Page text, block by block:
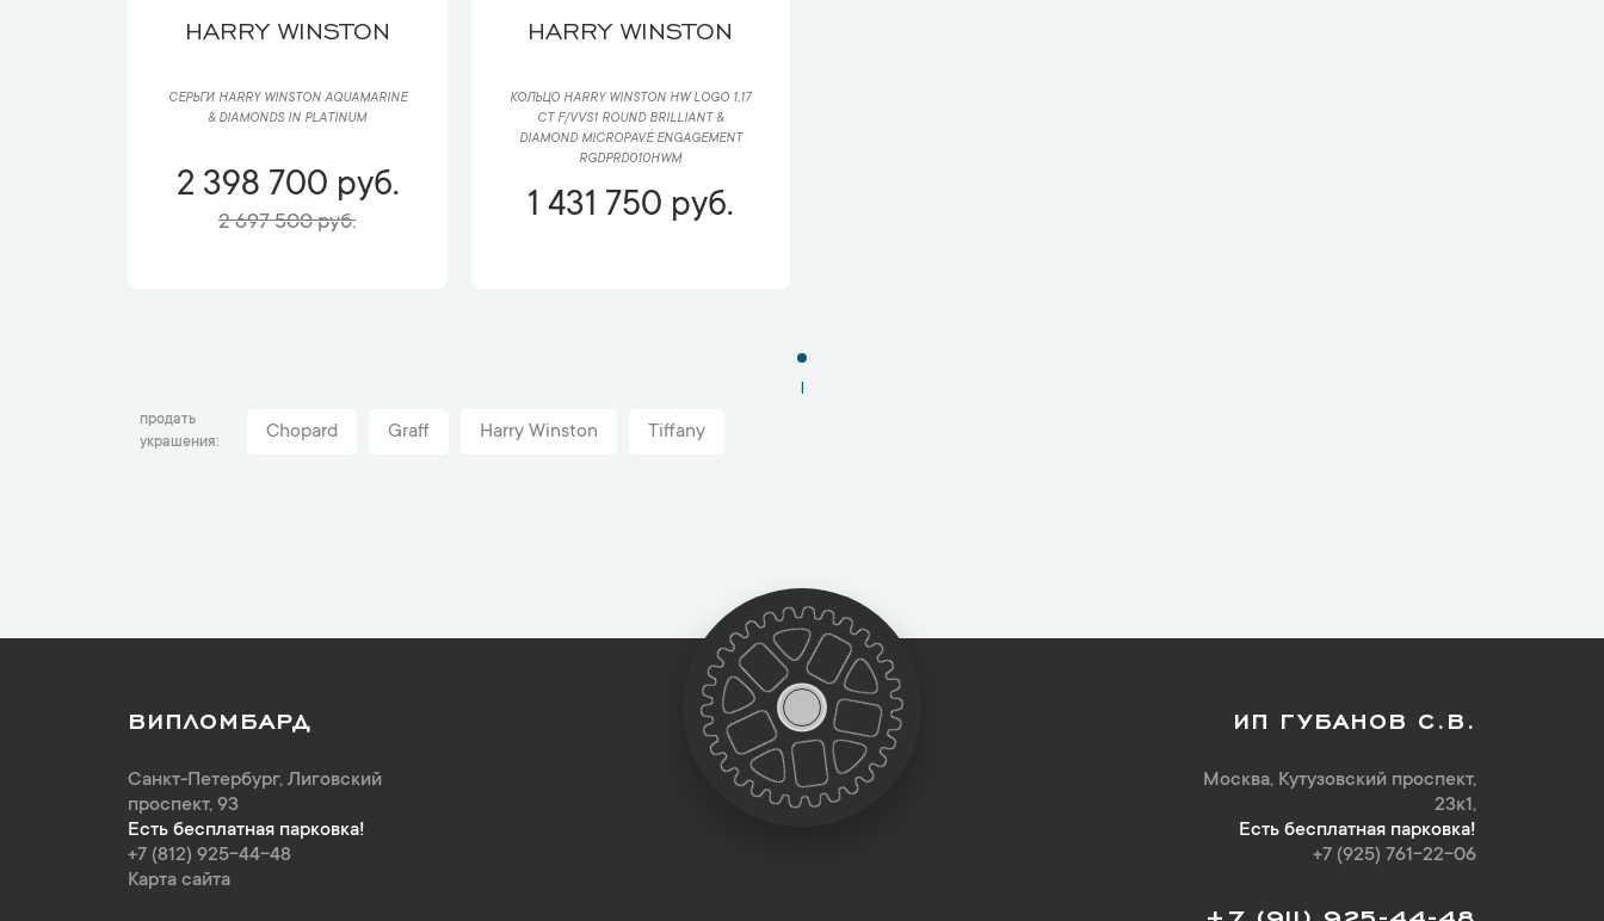
HARRY WINSTON
СЕРЬГИ HARRY WINSTON AQUAMARINE
& DIAMONDS IN PLATINUM
2 398 700 руб.
2 697 500 руб.
HARRY WINSTON
КОЛЬЦО HARRY WINSTON HW LOGO 1,17
CT F/VVS1 ROUND BRILLIANT &
DIAMOND MICROPAVÉ ENGAGEMENT
RGDPRD010HWM
1 431 750 руб.
1
продать
украшения
Chopard Graff Harry Winston Tiffany
ВИПЛОМБАРД
Санкт-Петербург, Лиговский
проспект, 93
Есть бесплатная парковка!
+7 (812) 925-44-48
Карта сайта
ИП ГУБАНОВ С.В.
Москва, Кутузовский проспект,
23к1,
Есть бесплатная парковка!
+7 (925) 761-22-06
+7 (911) 925-44-48